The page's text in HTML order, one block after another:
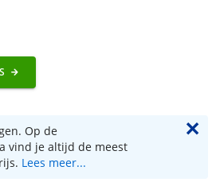
Op de
vind je altijd de meest
Lees meer...
✕